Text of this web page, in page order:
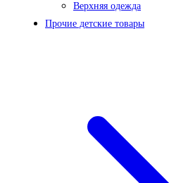
Верхняя одежда
Прочие детские товары